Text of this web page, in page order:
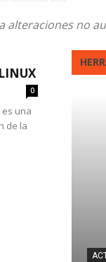
alteraciones no
0
es una
de la